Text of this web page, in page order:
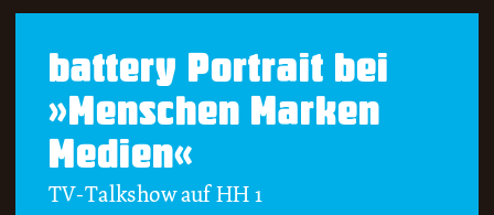
battery Portrait bei
»Menschen Marken
Medien«
TV-Talkshow auf HH 1